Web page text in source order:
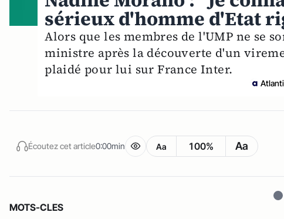
sérieux d'homme d'Etat
Alors que les membres de l'UMP ne se
ministre après la découverte d'un
plaidé pour lui sur France Inter.
Écoutez cet article0:00min Aa 100% Aa
MOTS-CLES